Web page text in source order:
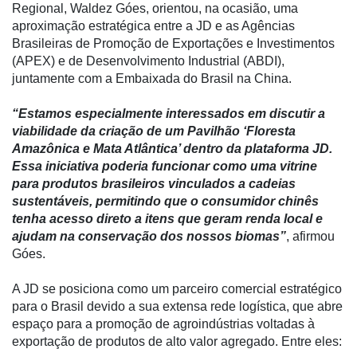
Troca
de
Cadeira
Artigos
Agenda
Agricultura
de
Precisão
Automação
e
Robótica
Dados
e
Análise
Regional, Waldez Góes, orientou, na ocasião, uma
aproximação estratégica entre a JD e as Agências
Brasileiras de Promoção de Exportações e Investimentos
(APEX) e de Desenvolvimento Industrial (ABDI),
juntamente com a Embaixada do Brasil na China.
“Estamos especialmente interessados em discutir a
viabilidade da criação de um Pavilhão ‘Floresta
Amazônica e Mata Atlântica’ dentro da plataforma JD.
Essa iniciativa poderia funcionar como uma vitrine
para produtos brasileiros vinculados a cadeias
sustentáveis, permitindo que o consumidor chinês
tenha acesso direto a itens que geram renda local e
ajudam na conservação dos nossos biomas”, afirmou
Góes.
A JD se posiciona como um parceiro comercial estratégico
para o Brasil devido a sua extensa rede logística, que abre
espaço para a promoção de agroindústrias voltadas à
exportação de produtos de alto valor agregado. Entre eles: